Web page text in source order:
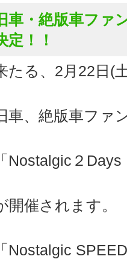
旧車・絶版車フ
定！！
たる、2月22日(
旧車、絶版車ファ
「Nostalgic２
開催されます。
「Nostalgic